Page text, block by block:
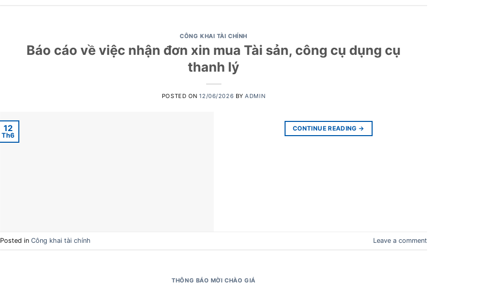
CÔNG KHAI TÀI CHÍNH
Báo cáo về việc nhận đơn xin mua Tài sản, công cụ dụng cụ
thanh lý
POSTED ON12/06/2026 BYADMIN
12
Th6
CONTINUE READING →
Posted in Công khai tài chính Leave a comment
THÔNG BÁO MỜI CHÀO GIÁ